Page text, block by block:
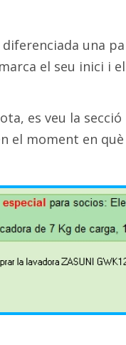
una
el seu inici i
es veu la
el moment en